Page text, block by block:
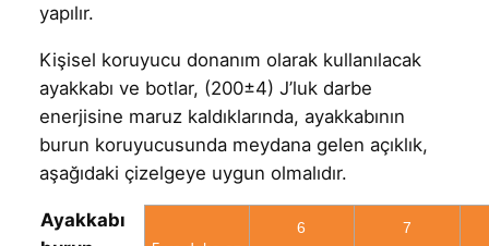
yapılır.
Kişisel koruyucu donanım olarak kullanılacak
ayakkabı ve botlar, (200±4) J’luk darbe
enerjisine maruz kaldıklarında, ayakkabının
burun koruyucusunda meydana gelen açıklık,
aşağıdaki çizelgeye uygun olmalıdır.
Ayakkabı
6 7